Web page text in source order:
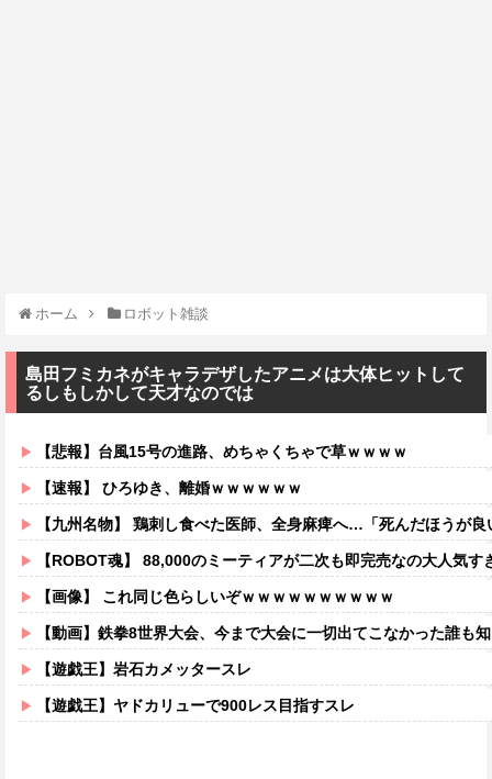
ホーム ロボット雑談
島田フミカネがキャラデザしたアニメは大体ヒットして
るしもしかして天才なのでは
【悲報】台風15号の進路、めちゃくちゃで草ｗｗｗｗ
【速報】 ひろゆき、離婚ｗｗｗｗｗｗ
【九州名物】 鶏刺し食べた医師、全身麻痺へ…「死んだほうが良
【ROBOT魂】 88,000のミーティアが二次も即完売なの大人気
【画像】 これ同じ色らしいぞｗｗｗｗｗｗｗｗｗｗ
【動画】鉄拳8世界大会、今まで大会に一切出てこなかった誰も知らない無名のパキスタン人が世界王
【遊戯王】岩石カメッタースレ
【遊戯王】ヤドカリューで900レス目指すスレ